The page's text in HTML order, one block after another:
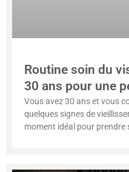
Routine soin du
30 ans pour une
Vous avez 30 ans et vous
quelques signes de
moment idéal pour prendre